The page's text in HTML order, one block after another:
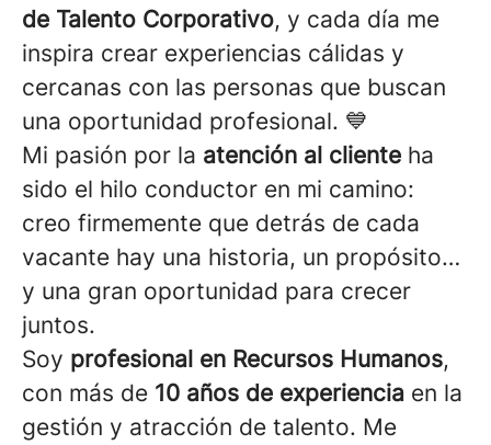
de Talento Corporativo, y cada día me
inspira crear experiencias cálidas y
cercanas con las personas que buscan
una oportunidad profesional. 💙
Mi pasión por la atención al cliente ha
sido el hilo conductor en mi camino:
creo firmemente que detrás de cada
vacante hay una historia, un propósito…
y una gran oportunidad para crecer
juntos.
Soy profesional en Recursos Humanos,
con más de 10 años de experiencia en la
gestión y atracción de talento. Me